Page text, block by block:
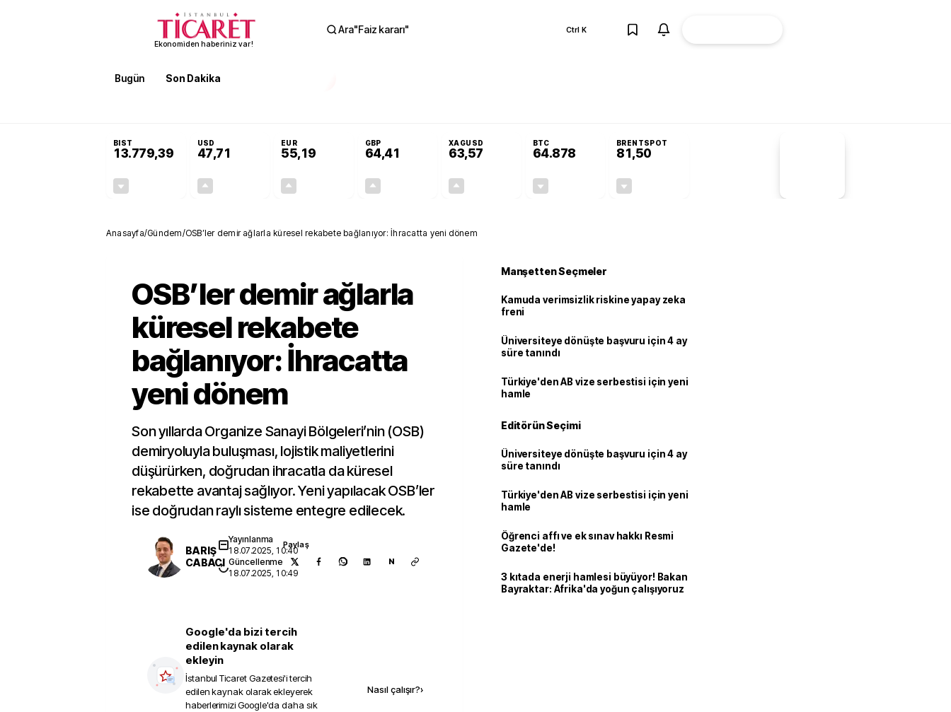
Ekonomiden haberiniz var!
Ara"Faiz kararı" Ctrl K
Bugün Son Dakika
BIST
13.779,39
USD
47,71
EUR
55,19
GBP
64,41
XAGUSD
63,57
BTC
64.878
BRENTSPOT
81,50
Anasayfa/Gündem/OSB’ler demir ağlarla küresel rekabete bağlanıyor: İhracatta yeni dönem
OSB’ler demir ağlarla
küresel rekabete
bağlanıyor: İhracatta
yeni dönem
Son yıllarda Organize Sanayi Bölgeleri’nin (OSB)
demiryoluyla buluşması, lojistik maliyetlerini
düşürürken, doğrudan ihracatla da küresel
rekabette avantaj sağlıyor. Yeni yapılacak OSB’ler
ise doğrudan raylı sisteme entegre edilecek.
BARIŞ
CABACI
Yayınlanma
18.07.2025, 10:40
Güncellenme
18.07.2025, 10:49
Paylaş
N
Google'da bizi tercih
edilen kaynak olarak
ekleyin
İstanbul Ticaret Gazetesi'i tercih
edilen kaynak olarak ekleyerek
haberlerimizi Google'da daha sık
Nasıl çalışır?›
Manşetten Seçmeler
Kamuda verimsizlik riskine yapay zeka
freni
Üniversiteye dönüşte başvuru için 4 ay
süre tanındı
Türkiye'den AB vize serbestisi için yeni
hamle
Editörün Seçimi
Üniversiteye dönüşte başvuru için 4 ay
süre tanındı
Türkiye'den AB vize serbestisi için yeni
hamle
Öğrenci affı ve ek sınav hakkı Resmi
Gazete'de!
3 kıtada enerji hamlesi büyüyor! Bakan
Bayraktar: Afrika'da yoğun çalışıyoruz